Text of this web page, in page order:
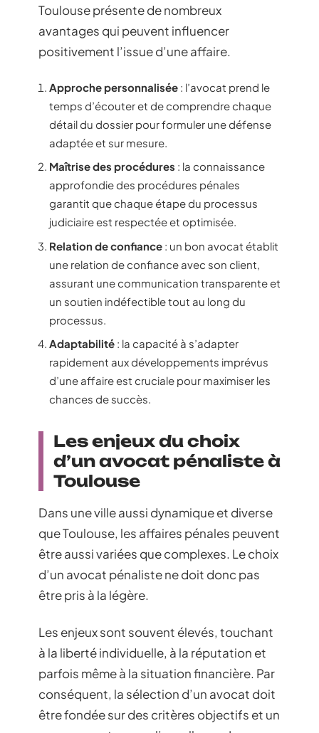
Toulouse présente de nombreux
avantages qui peuvent influencer
positivement l’issue d’une affaire.
Approche personnalisée : l’avocat prend le
temps d’écouter et de comprendre chaque
détail du dossier pour formuler une défense
adaptée et sur mesure.
Maîtrise des procédures : la connaissance
approfondie des procédures pénales
garantit que chaque étape du processus
judiciaire est respectée et optimisée.
Relation de confiance : un bon avocat établit
une relation de confiance avec son client,
assurant une communication transparente et
un soutien indéfectible tout au long du
processus.
Adaptabilité : la capacité à s’adapter
rapidement aux développements imprévus
d’une affaire est cruciale pour maximiser les
chances de succès.
Les enjeux du choix
d’un avocat pénaliste à
Toulouse
Dans une ville aussi dynamique et diverse
que Toulouse, les affaires pénales peuvent
être aussi variées que complexes. Le choix
d’un avocat pénaliste ne doit donc pas
être pris à la légère.
Les enjeux sont souvent élevés, touchant
à la liberté individuelle, à la réputation et
parfois même à la situation financière. Par
conséquent, la sélection d’un avocat doit
être fondée sur des critères objectifs et un